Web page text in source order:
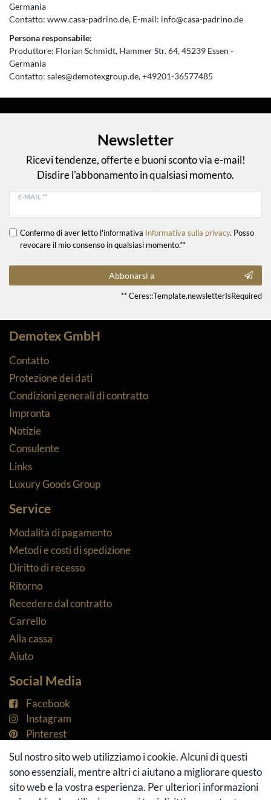
Germania
Contatto: www.casa-padrino.de E-mail: info@casa-padrino.de
Persona responsabile:
Produttore: Florian Schmidt Hammer Str.64 45239 Essen
Germania
Contatto: sales@demotexgroup.de +49201-36577485
Newsletter
Ricevi tendenze, offerte e buoni sconto via e-mail!
Disdire l'abbonamento in qualsiasi momento.
E-MAIL **
Confermo di aver letto l'informativa Informativa sulla privacy. Posso
revocare il mio consenso in qualsiasi momento.**
Abbonarsi a
** Ceres::Template.newsletterIsRequired
Demotex GmbH
Contatto
Protezione dei dati
Condizioni generali di contratto
Impronta
Notizie
Consulente
Links
Luxury Goods Group
Service
Modalità di pagamento
Metodi e costi di spedizione
Diritto di recesso
Ritorno
Recedere dal contratto
Carrello
Alla cassa
Aiuto
Social Media
Facebook
Instagram
Pinterest
Houzz
Sul nostro sito web utilizziamo i cookie. Alcuni di questi
sono essenziali, mentre altri ci aiutano a migliorare questo
sito web e la vostra esperienza. Per ulteriori informazioni